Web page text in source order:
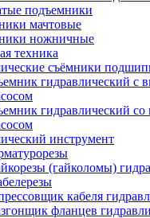
подъемники
мачтовые
ножничные
техника
съёмники
гидравлический с
гидравлический со
инструмент
(гайколомы)
кабеля
фланцев